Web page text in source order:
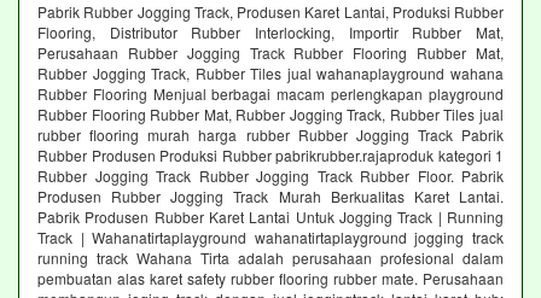
Pabrik Rubber Jogging Track, Produsen Karet Lantai, Produksi Rubber
Flooring, Distributor Rubber Interlocking, Importir Rubber Mat,
Perusahaan Rubber Jogging Track Rubber Flooring Rubber Mat,
Rubber Jogging Track, Rubber Tiles jual wahanaplayground wahana
Rubber Flooring Menjual berbagai macam perlengkapan playground
Rubber Flooring Rubber Mat, Rubber Jogging Track, Rubber Tiles jual
rubber flooring murah harga rubber Rubber Jogging Track Pabrik
Rubber Produsen Produksi Rubber pabrikrubber.rajaproduk kategori 1
Rubber Jogging Track Rubber Jogging Track Rubber Floor. Pabrik
Produsen Rubber Jogging Track Murah Berkualitas Karet Lantai.
Pabrik Produsen Rubber Karet Lantai Untuk Jogging Track | Running
Track | Wahanatirtaplayground wahanatirtaplayground jogging track
running track Wahana Tirta adalah perusahaan profesional dalam
pembuatan alas karet safety rubber flooring rubber mate. Perusahaan